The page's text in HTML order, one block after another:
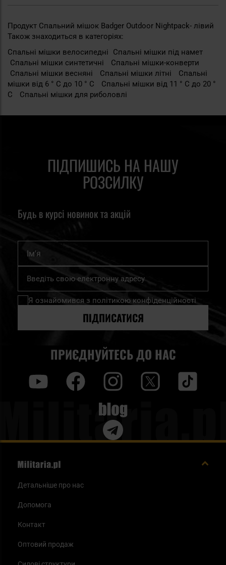
Продукт Спальний мішок Badger Outdoor Nightpack- лівий
Також знаходиться в категоріях:
Спальні мішки велосипедні
Спальні мішки під намет
Спальні мішки синтетичні
Cпальні мішки-конверти
Спальні мішки весняні
Спальні мішки літні
Спальні
мішки від 6 ° С до 10 ° C
Спальні мішки від 11 ° С до 20 °
C
Спальні мішки для риболовлі
ПІДПИШИСЬ НА НАШУ
РОЗСИЛКУ
Будь в курсі новинок та акцій
Підпишіться
нашу
розсилку
Я ознайомився з політикою конфіденційності
ПІДПИСАТИСЯ
ПРИЄДНУЙТЕСЬ ДО НАС
Blog
Детальніше про нас
Допомога
Контакт
Оптовий продаж